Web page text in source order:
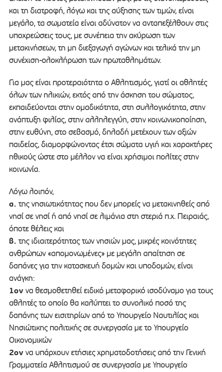
και τη διατροφή, λόγω και της αύξησης των τιμών, είναι
μεγάλο, τα σωματεία είναι αδύνατον να ανταπεξέλθουν στις
υποχρεώσεις τους, με συνέπεια την ακύρωση των
μετακινήσεων, τη μη διεξαγωγή αγώνων και τελικά την μη
συνέχιση-ολοκλήρωση των πρωταθλημάτων.
Για μας είναι προτεραιότητα ο Αθλητισμός, γιατί οι αθλητές
όλων των ηλικιών, εκτός από την άσκηση του σώματος,
εκπαιδεύονται στην ομαδικότητα, στη συλλογικότητα, στην
ανάπτυξη φιλίας, στην αλληλεγγύη, στην κοινωνικοποίηση,
στην ευθύνη, στο σεβασμό, δηλαδή μετέχουν των αξιών
παιδείας, διαμορφώνοντας έτσι σώματα υγιή και χαρακτήρες
ηθικούς ώστε στο μέλλον να είναι χρήσιμοι πολίτες στην
κοινωνία.
Λόγω λοιπόν,
α. της νησιωτικότητας που δεν μπορείς να μετακινηθείς από
νησί σε νησί ή από νησί σε λιμάνια στη στεριά π.χ. Πειραιάς,
όποτε θέλεις και
β. της ιδιαιτερότητας των νησιών μας, μικρές κοινότητες
ανθρώπων «απομονωμένες» με μεγάλη απαίτηση σε
δαπάνες για την κατασκευή δομών και υποδομών, είναι
ανάγκη:
1οννα θεσμοθετηθεί ειδικό μεταφορικό ισοδύναμο για τους
αθλητές το οποίο θα καλύπτει το συνολικό ποσό της
δαπάνης των εισιτηρίων από το Υπουργείο Ναυτιλίας και
Νησιώτικης πολιτικής σε συνεργασία με το Υπουργείο
Οικονομικών
2οννα υπάρχουν ετήσιες χρηματοδοτήσεις από την Γενική
Γραμματεία Αθλητισμού σε συνεργασία με Υπουργείο